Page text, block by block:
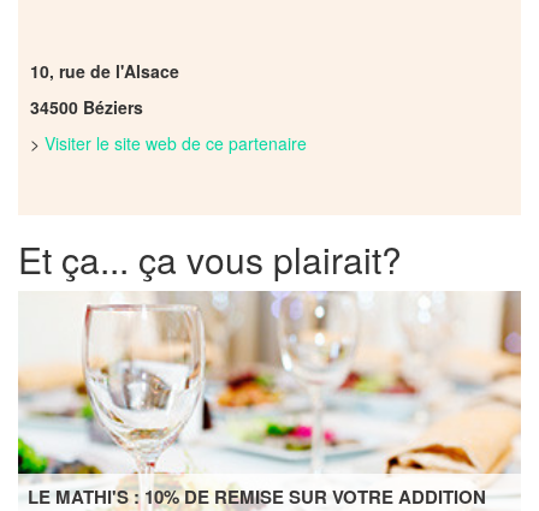
10, rue de l'Alsace
34500 Béziers
> Visiter le site web de ce partenaire
Et ça... ça vous plairait?
LE MATHI'S : 10% DE REMISE SUR VOTRE ADDITION